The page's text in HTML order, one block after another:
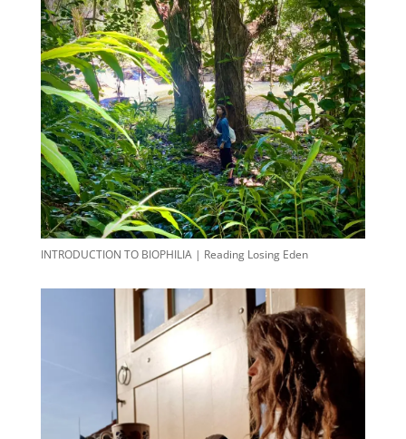
INTRODUCTION TO BIOPHILIA | Reading Losing Eden